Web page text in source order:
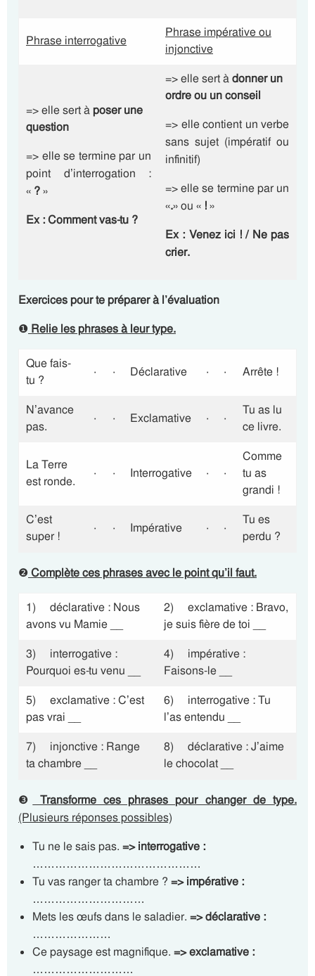
Phrase interrogative
Phrase impérative ou
injonctive
=> elle sert àposer une
question
=> elle se termine par un
point d’interrogation :
« ?»
Ex : Comment vas-tu ?
=> elle sert àdonner un
ordre ou unconseil
=> elle contient un verbe
sans sujet (impératif ou
infinitif)
=> elle se termine par un
«.» ou « !»
Ex : Venez ici ! / Ne pas
crier.
Exercices pour te préparer à l’évaluation
❶ Relie les phrases à leur type.
Que fais-
tu ?
· · Déclarative · · Arrête !
N’avance
pas.
· · Exclamative · ·
Tu as lu
ce livre.
La Terre
est ronde.
· · Interrogative · ·
Comme
tu as
grandi !
C’est
super !
· · Impérative · ·
Tu es
perdu ?
❷Complète ces phrases avec le point qu’il faut.
1) déclarative : Nous
avons vu Mamie __
2) exclamative : Bravo,
je suis fière de toi __
3) interrogative :
Pourquoi es-tu venu __
4) impérative :
Faisons-le __
5) exclamative : C’est
pas vrai __
6) interrogative : Tu
l’as entendu __
7) injonctive : Range
ta chambre __
8) déclarative : J’aime
le chocolat __
❸
Transforme ces phrases pour changer de type.
(Plusieurs réponses possibles)
Tu ne le sais pas. => interrogative :
………………………………………
Tu vas ranger ta chambre ? => impérative :
…………………………
Mets les œufs dans le saladier. => déclarative :
…………………
Ce paysage est magnifique. => exclamative :
………………………